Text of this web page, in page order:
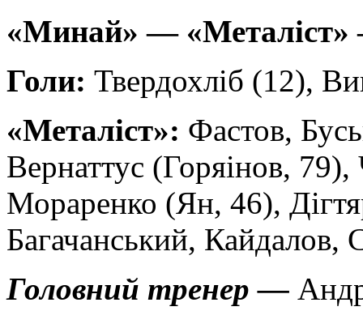
«Минай» —
Голи: Твердохліб (12),
«Металіст»: Фастов,
Вернаттус (Горяінов,
Мораренко (Ян, 46),
Багачанський, Кайдалов,
Головний тренер—